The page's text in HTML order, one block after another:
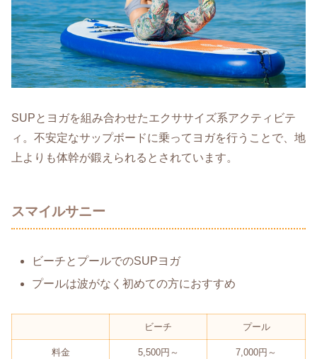
SUPとヨガを組み合わせたエクササイズ系アクティビテ
ィ。不安定なサップボードに乗ってヨガを行うことで、地
上よりも体幹が鍛えられるとされています。
スマイルサニー
ビーチとプールでのSUPヨガ
プールは波がなく初めての方におすすめ
ビーチ プール
料金 5,500円～ 7,000円～